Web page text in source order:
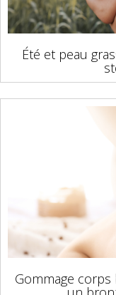
Été et peau
Gommage